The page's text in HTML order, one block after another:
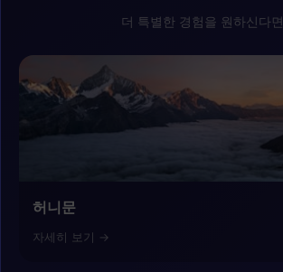
더 특별한 경험을 원하신다면
허니문
자세히 보기 →